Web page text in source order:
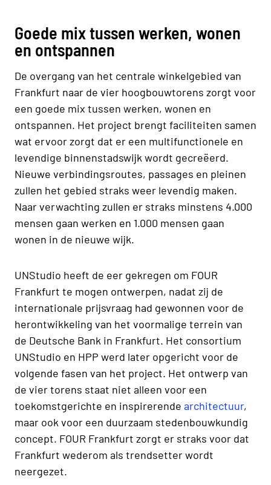
Goede mix tussen werken, wonen
en ontspannen
De overgang van het centrale winkelgebied van
Frankfurt naar de vier hoogbouwtorens zorgt voor
een goede mix tussen werken, wonen en
ontspannen. Het project brengt faciliteiten samen
wat ervoor zorgt dat er een multifunctionele en
levendige binnenstadswijk wordt gecreëerd.
Nieuwe verbindingsroutes, passages en pleinen
zullen het gebied straks weer levendig maken.
Naar verwachting zullen er straks minstens 4.000
mensen gaan werken en 1.000 mensen gaan
wonen in de nieuwe wijk.
UNStudio heeft de eer gekregen om FOUR
Frankfurt te mogen ontwerpen, nadat zij de
internationale prijsvraag had gewonnen voor de
herontwikkeling van het voormalige terrein van
de Deutsche Bank in Frankfurt. Het consortium
UNStudio en HPP werd later opgericht voor de
volgende fasen van het project. Het ontwerp van
de vier torens staat niet alleen voor een
toekomstgerichte en inspirerende architectuur,
maar ook voor een duurzaam stedenbouwkundig
concept. FOUR Frankfurt zorgt er straks voor dat
Frankfurt wederom als trendsetter wordt
neergezet.